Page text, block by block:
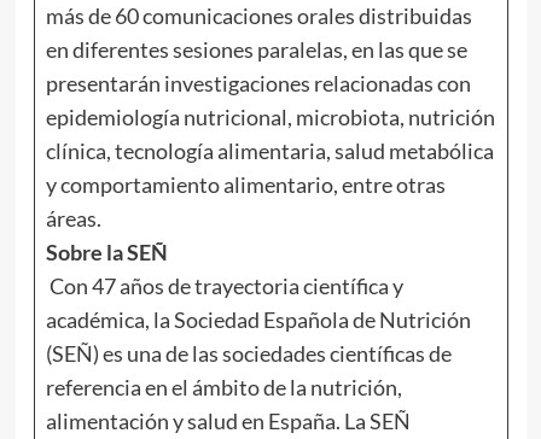
más de 60 comunicaciones orales distribuidas
en diferentes sesiones paralelas, en las que se
presentarán investigaciones relacionadas con
epidemiología nutricional, microbiota, nutrición
clínica, tecnología alimentaria, salud metabólica
y comportamiento alimentario, entre otras
áreas.
Sobre la SEÑ
Con 47 años de trayectoria científica y
académica, la Sociedad Española de Nutrición
(SEÑ) es una de las sociedades científicas de
referencia en el ámbito de la nutrición,
alimentación y salud en España. La SEÑ